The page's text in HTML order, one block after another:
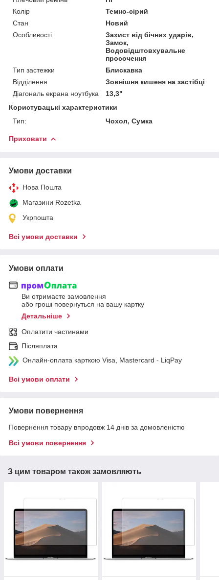
Колір
Темно-сірий
Стан
Новий
Особливості
Захист від бічних ударів,
Замок,
Водовідштовхувальне
просочення
Тип застежки
Блискавка
Відділення
Зовнішня кишеня на застібці
Діагональ екрана ноутбука
13,3"
Користувацькi характеристики
Тип:
Чохол, Сумка
Приховати
Умови доставки
Нова Пошта
Магазини Rozetka
Укрпошта
Всі умови доставки
Умови оплати
Ви отримаєте замовлення
або гроші повернуться на вашу картку
Детальніше
Оплатити частинами
Післяплата
Онлайн-оплата карткою Visa, Mastercard - LiqPay
Всі умови оплати
Умови повернення
Повернення товару впродовж 14 днів за домовленістю
Всі умови повернення
З цим товаром також замовляють